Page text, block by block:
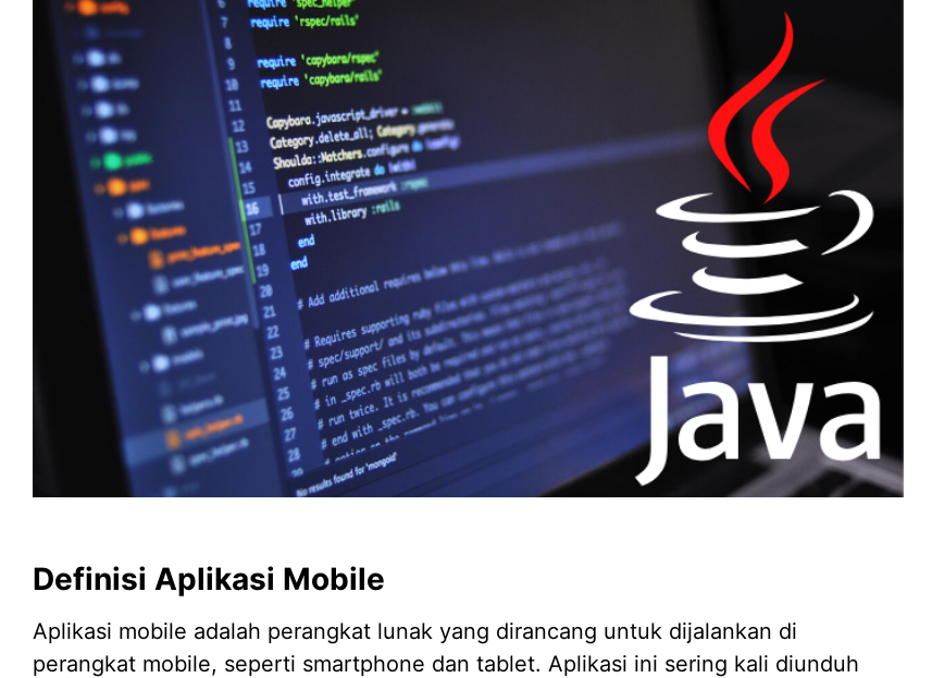
Definisi Aplikasi Mobile
Aplikasi mobile adalah perangkat lunak yang dirancang untuk dijalankan di
perangkat mobile, seperti smartphone dan tablet. Aplikasi ini sering kali diunduh